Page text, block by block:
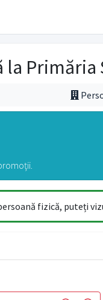
Primăria
fizică, puteți